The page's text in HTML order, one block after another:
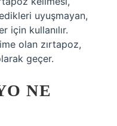
uyuşmayan,
için kullanılır.
olan zırtapoz,
geçer.
NE